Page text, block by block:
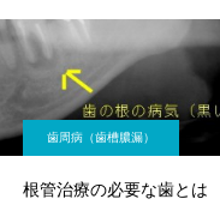
歯周病（歯槽膿漏）
根管治療の必要な歯とは